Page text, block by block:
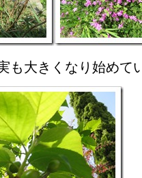
も大きくなり始めて